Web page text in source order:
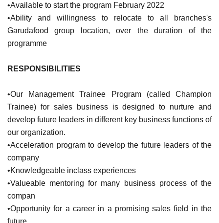
•Available to start the program February 2022
•Ability and willingness to relocate to all branches's
Garudafood group location, over the duration of the
programme
RESPONSIBILITIES
•Our Management Trainee Program (called Champion
Trainee) for sales business is designed to nurture and
develop future leaders in different key business functions of
our organization.
•Acceleration program to develop the future leaders of the
company
•Knowledgeable inclass experiences
•Valueable mentoring for many business process of the
compan
•Opportunity for a career in a promising sales field in the
future